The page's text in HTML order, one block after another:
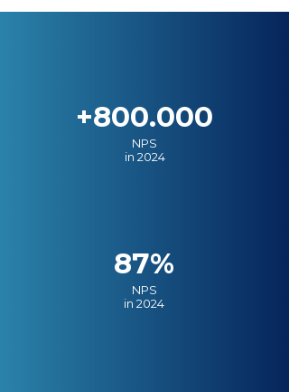
+800.000
NPS
in 2024
87%
NPS
in 2024